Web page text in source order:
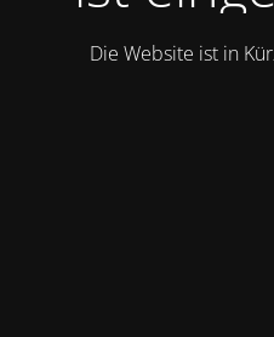
Die Website ist in